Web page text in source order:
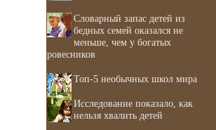
Словарный запас детей из
бедных семей оказался не
меньше, чем у богатых
ровесников
Топ-5 необычных школ мира
Исследование показало, как
нельзя хвалить детей